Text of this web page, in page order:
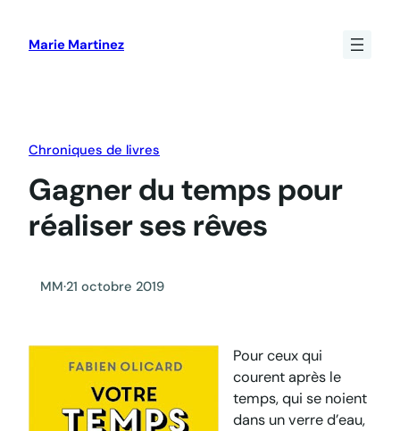
Marie Martinez
Chroniques de livres
Gagner du temps pour
réaliser ses rêves
MM·21 octobre 2019
Pour ceux qui
courent après le
temps, qui se noient
dans un verre d’eau,